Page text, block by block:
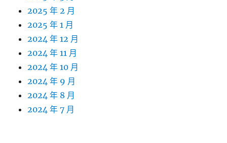
2025 年 2 月
2025 年 1 月
2024 年 12 月
2024 年 11 月
2024 年 10 月
2024 年 9 月
2024 年 8 月
2024 年 7 月